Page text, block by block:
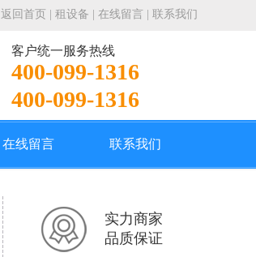
返回首页 租设备 在线留言 联系我们
客户统一服务热线
400-099-1316
400-099-1316
在线留言 联系我们
实力商家
品质保证